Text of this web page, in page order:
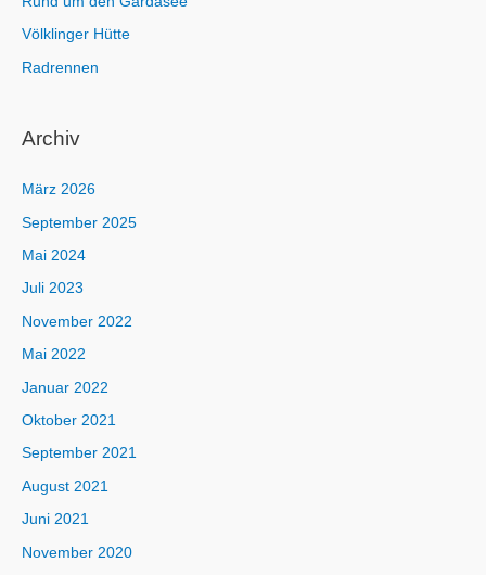
Völklinger Hütte
Radrennen
Archiv
März 2026
September 2025
Mai 2024
Juli 2023
November 2022
Mai 2022
Januar 2022
Oktober 2021
September 2021
August 2021
Juni 2021
November 2020